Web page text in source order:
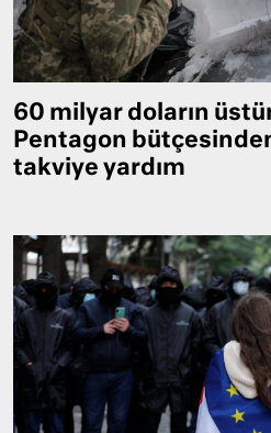
60 milyar doların
Pentagon
takviye yardım